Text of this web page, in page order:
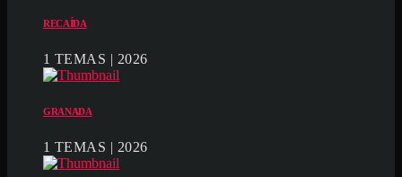
RECAÍDA
1 TEMAS | 2026
GRANADA
1 TEMAS | 2026